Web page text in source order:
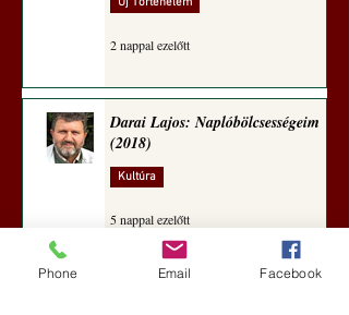
Új Történelem
2 nappal ezelőtt
Darai Lajos: Naplóbölcsességeim
(2018)
Kultúra
5 nappal ezelőtt
Phone Email Facebook